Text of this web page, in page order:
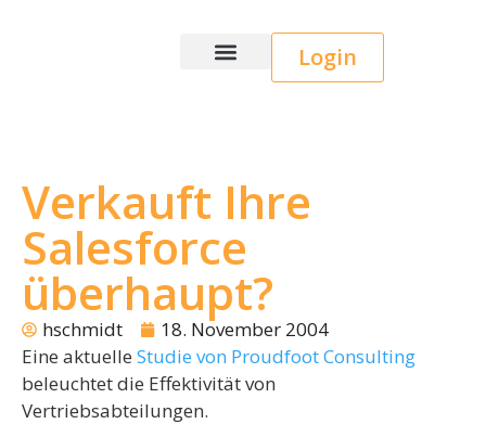
Login
Verkauft Ihre
Salesforce
überhaupt?
hschmidt
18. November 2004
Eine aktuelle Studie von Proudfoot Consulting
beleuchtet die Effektivität von
Vertriebsabteilungen.